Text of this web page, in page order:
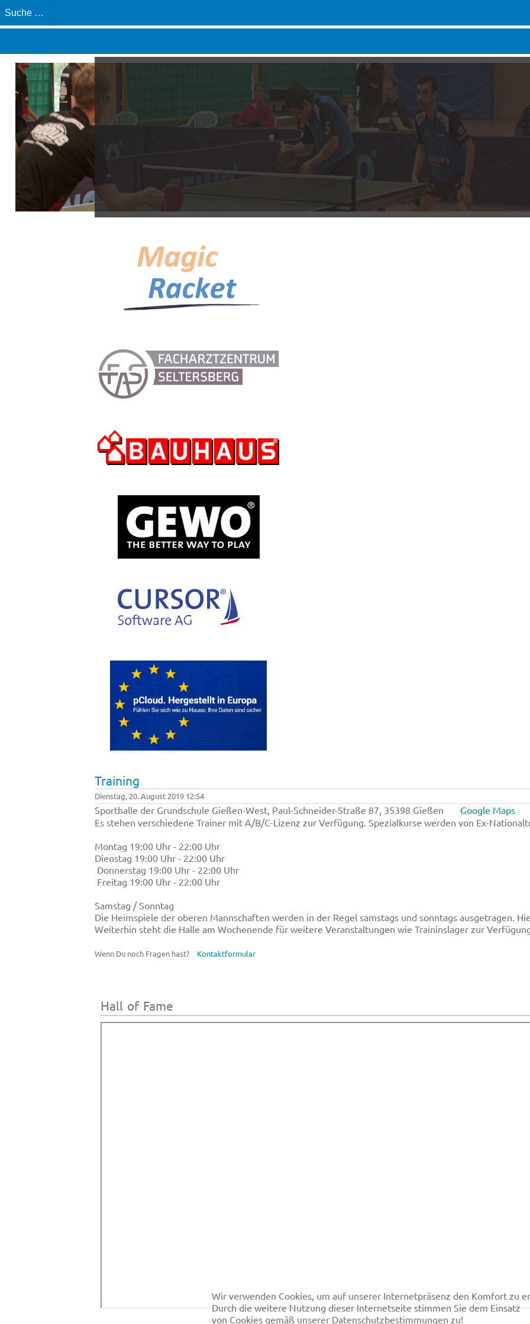
Training
Dienstag, 20. August 2019 12:54
Sporthalle der Grundschule Gießen-West, Paul-Schneider-Straße 87, 35398 Gießen
Google Maps
Es stehen verschiedene Trainer mit A/B/C-Lizenz zur Verfügung. Spezialkurse werden von Ex-
Montag 19:00 Uhr - 22:00 Uhr
Dienstag 19:00 Uhr - 22:00 Uhr
Donnerstag 19:00 Uhr - 22:00 Uhr
Freitag 19:00 Uhr - 22:00 Uhr
Samstag / Sonntag
Die Heimspiele der oberen Mannschaften werden in der Regel samstags und sonntags ausgetragen.
Weiterhin steht die Halle am Wochenende für weitere Veranstaltungen wie Traininslager zur
Wenn Du noch Fragen hast? Kontaktformular
Hall of Fame
Wir verwenden Cookies, um auf unserer Internetpräsenz den Komfort
Durch die weitere Nutzung dieser Internetseite stimmen Sie dem Einsatz
von Cookies gemäß unserer Datenschutzbestimmungen zu!